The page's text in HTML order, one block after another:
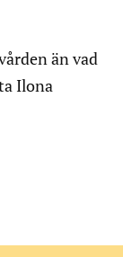
än vad
Ilona